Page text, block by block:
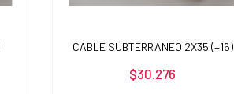
CABLE SUBTERRANEO 2X35 (+16)
$30.276